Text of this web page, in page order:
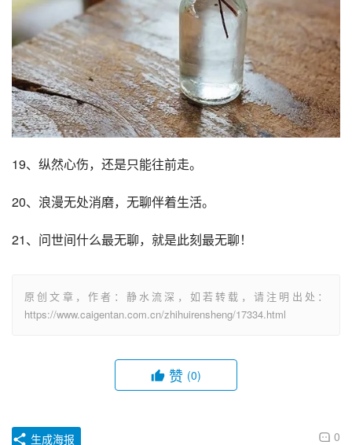
19、纵然心伤，还是只能往前走。
20、浪漫无处消磨，无聊伴着生活。
21、问世间什么最无聊，就是此刻最无聊！
原创文章，作者：静水流深，如若转载，请注明出处：
https://www.caigentan.com.cn/zhihuirensheng/17334.html
赞 (0)
0
生成海报